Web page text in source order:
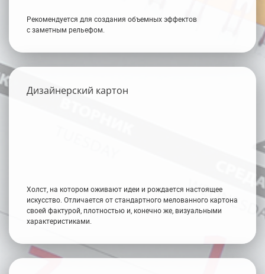
Рекомендуется для создания объемных эффектов
с заметным рельефом.
Дизайнерский картон
Холст, на котором оживают идеи и рождается настоящее
искусство. Отличается от стандартного мелованного картона
своей фактурой, плотностью и, конечно же, визуальными
характеристиками.